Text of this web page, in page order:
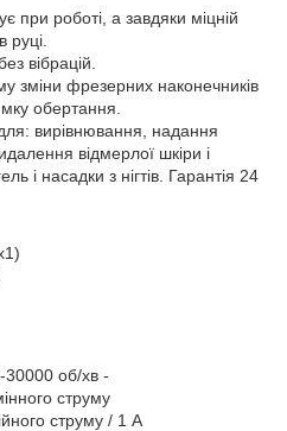
при роботі, а завдяки міцній
руці.
вібрацій.
зміни фрезерних наконечників
обертання.
вирівнювання, надання
відмерлої шкіри і
і насадки з нігтів. Гарантія 24
30000 об/хв -
струму
струму / 1 A